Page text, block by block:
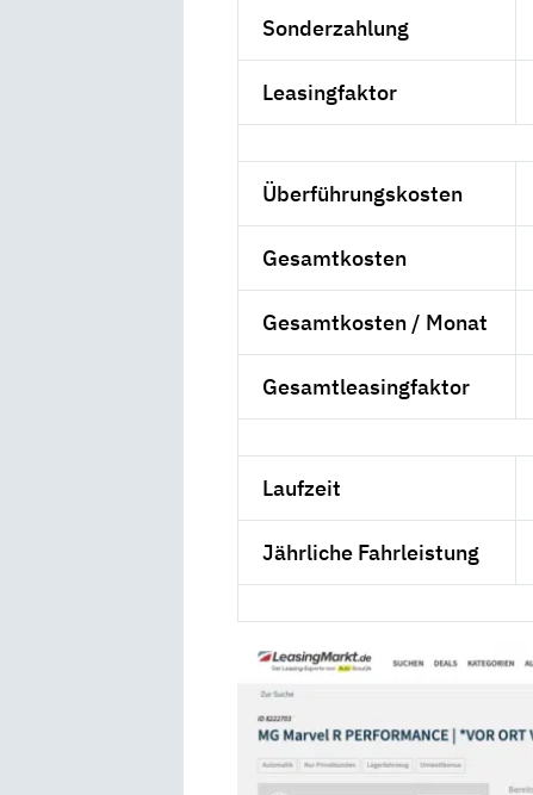
Sonderzahlung
Leasingfaktor
Überführungskosten
Gesamtkosten
Gesamtkosten / Monat
Gesamtleasingfaktor
Laufzeit
Jährliche Fahrleistung